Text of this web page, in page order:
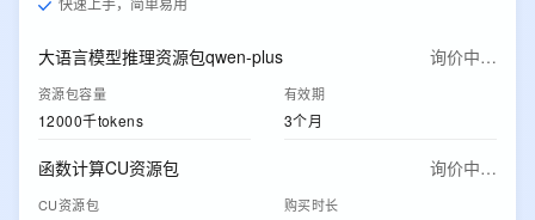
大语言模型推理资源包qwen-plus 询价中…
资源包容量
12000千tokens
有效期
3个月
函数计算CU资源包 询价中…
CU资源包 购买时长